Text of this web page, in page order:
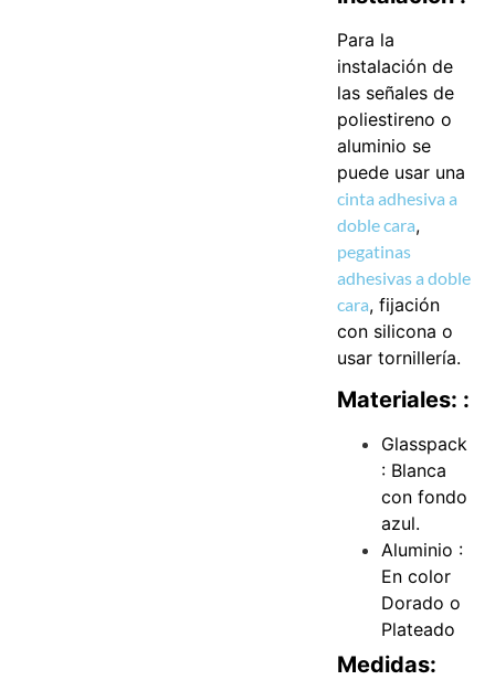
Para la
instalación de
las señales de
poliestireno o
aluminio se
puede usar una
cinta adhesiva a
doble cara,
pegatinas
adhesivas a doble
cara, fijación
con silicona o
usar tornillería.
Materiales: :
Glasspack
: Blanca
con fondo
azul.
Aluminio :
En color
Dorado o
Plateado
Medidas: